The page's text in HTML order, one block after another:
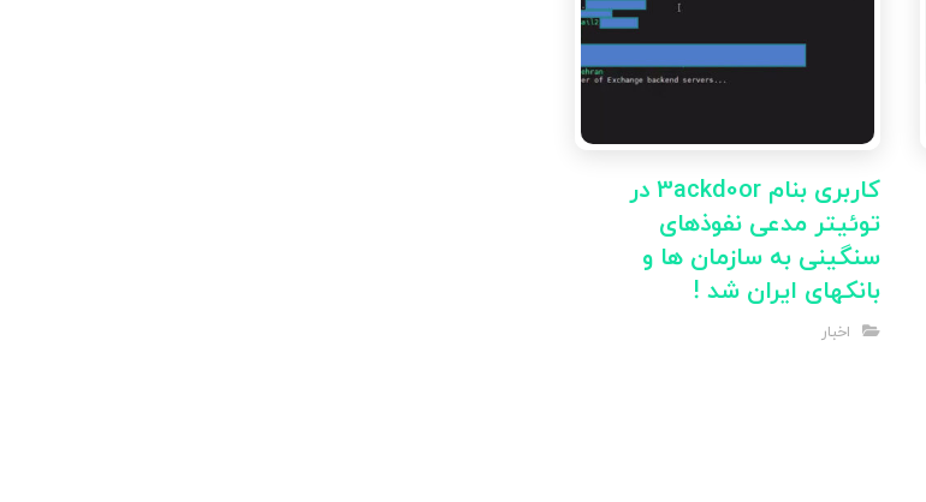
کاربری بنام 3ackd0or در
توئیتر مدعی نفوذهای
سنگینی به سازمان ها و
بانکهای ایران شد !
اخبار